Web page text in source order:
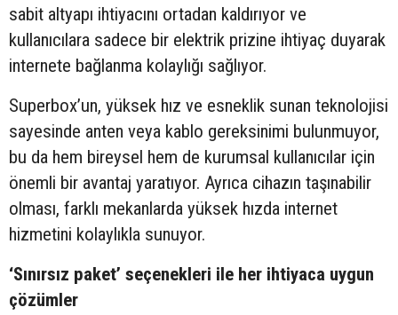
sabit altyapı ihtiyacını ortadan kaldırıyor ve
kullanıcılara sadece bir elektrik prizine ihtiyaç duyarak
internete bağlanma kolaylığı sağlıyor.
Superbox’un, yüksek hız ve esneklik sunan teknolojisi
sayesinde anten veya kablo gereksinimi bulunmuyor,
bu da hem bireysel hem de kurumsal kullanıcılar için
önemli bir avantaj yaratıyor. Ayrıca cihazın taşınabilir
olması, farklı mekanlarda yüksek hızda internet
hizmetini kolaylıkla sunuyor.
‘Sınırsız paket’ seçenekleri ile her ihtiyaca uygun
çözümler